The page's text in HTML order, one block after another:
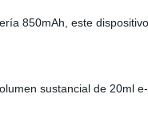
850mAh, este
sustancial de 20ml